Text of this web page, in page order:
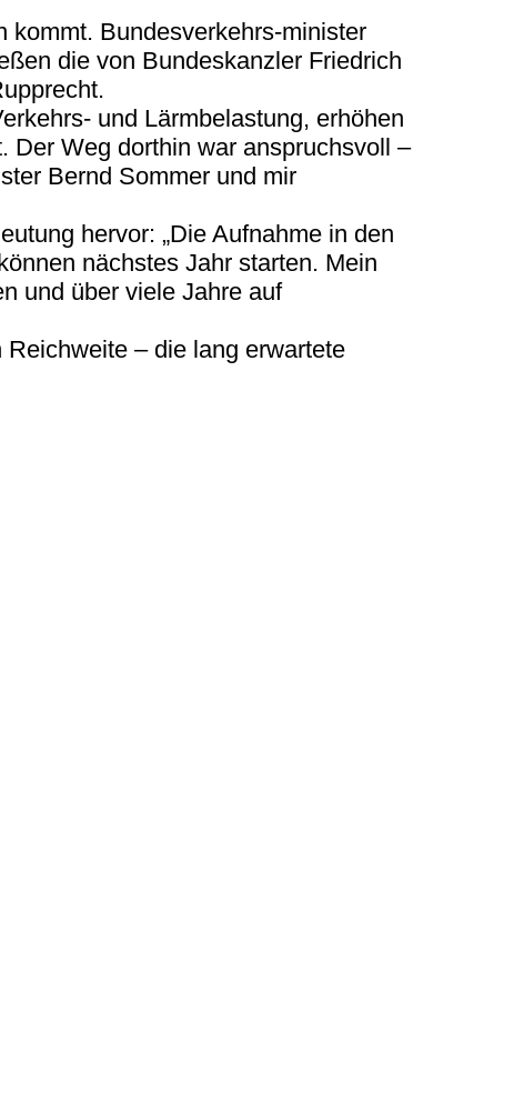
kommt. Bundesverkehrs-minister
die von Bundeskanzler Friedrich
und Lärmbelastung, erhöhen
Der Weg dorthin war anspruchsvoll –
Bernd Sommer und mir
hervor: „Die Aufnahme in den
nächstes Jahr starten. Mein
und über viele Jahre auf
– die lang erwartete